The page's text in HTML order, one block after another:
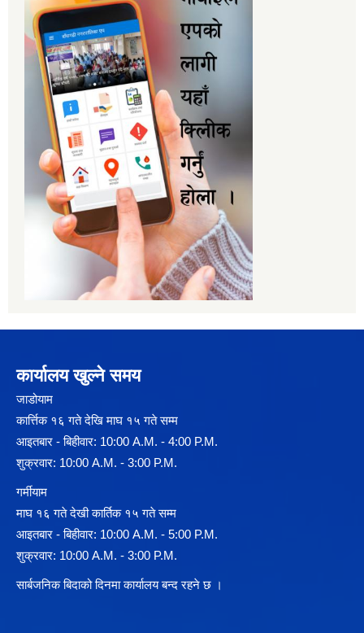
कार्यालय खुल्ने समय
जाडोयाम
कार्त्तिक १६ गते देखि माघ १५ गते सम्म
आइतबार - बिहीवार: 10:00 A.M. - 4:00 P.M.
शुक्रवार: 10:00 A.M. - 3:00 P.M.
गर्मीयाम
माघ १६ गते देखी कार्तिक १५ गते सम्म
आइतबार - बिहीवार: 10:00 A.M. - 5:00 P.M.
शुक्रवार: 10:00 A.M. - 3:00 P.M.
सार्बजनिक बिदाको दिनमा कार्यालय बन्द रहने छ ।